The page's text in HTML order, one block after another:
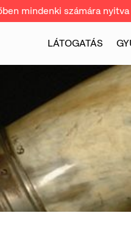
mindenki számára nyitva
LÁTOGATÁS